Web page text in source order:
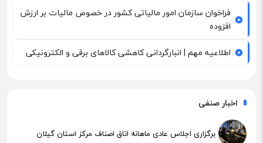
فراخوان سازمان امور مالیاتی کشور در خصوص مالیات بر ارزش
افزوده
اطلاعیه مهم | انبارگردانی کاهشی کالاهای برقی و الکترونیکی
اخبار صنفی
برگزاری اجلاس عادی ماهانه اتاق اصناف مرکز استان گیلان